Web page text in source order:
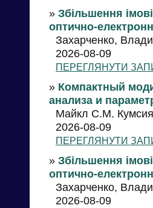
» Збільшення
оптично-
Захарченко,
2026-08-09
ПЕРЕГЛЯНУТИ
» Компактный
анализа и
Майкл C.M. Кумсия
2026-08-09
ПЕРЕГЛЯНУТИ
» Збільшення
оптично-
Захарченко,
2026-08-09